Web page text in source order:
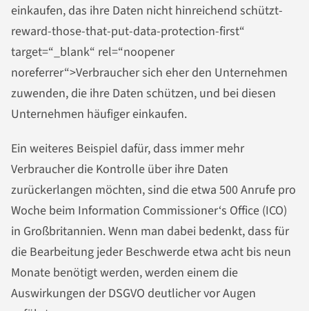
einkaufen, das ihre Daten nicht hinreichend schützt-
reward-those-that-put-data-protection-first“
target=“_blank“ rel=“noopener
noreferrer“>Verbraucher sich eher den Unternehmen
zuwenden, die ihre Daten schützen, und bei diesen
Unternehmen häufiger einkaufen.
Ein weiteres Beispiel dafür, dass immer mehr
Verbraucher die Kontrolle über ihre Daten
zurückerlangen möchten, sind die etwa 500 Anrufe pro
Woche beim Information Commissioner‘s Office (ICO)
in Großbritannien. Wenn man dabei bedenkt, dass für
die Bearbeitung jeder Beschwerde etwa acht bis neun
Monate benötigt werden, werden einem die
Auswirkungen der DSGVO deutlicher vor Augen